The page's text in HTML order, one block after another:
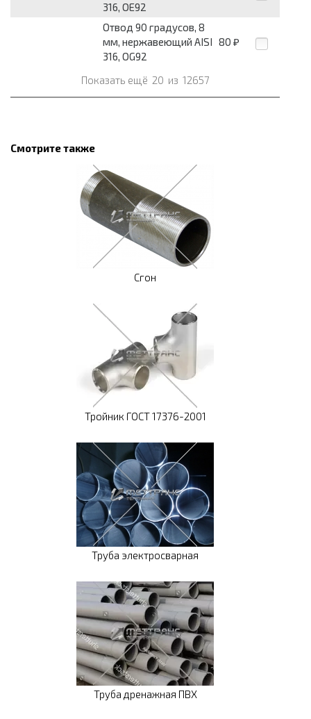
316, OE92
Отвод 90 градусов, 8
мм, нержавеющий AISI
316, OG92
80 ₽
Показать ещё 20 из 12657
Смотрите также
Сгон
Тройник ГОСТ 17376-2001
Труба электросварная
Труба дренажная ПВХ